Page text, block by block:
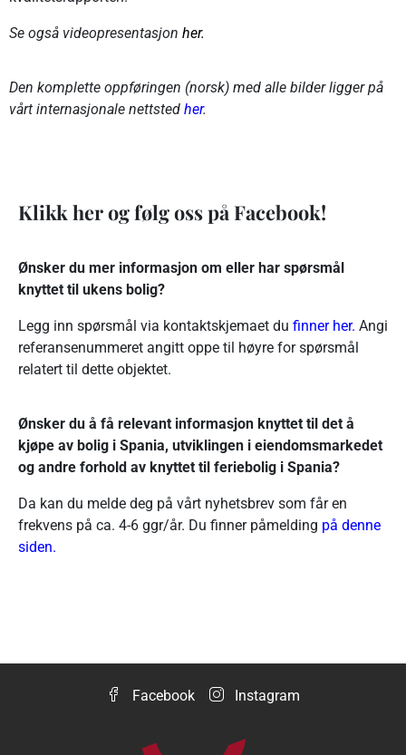
Se også videopresentasjon her.
Den komplette oppføringen (norsk) med alle bilder ligger på
vårt internasjonale nettsted her.
Klikk her og følg oss på Facebook!
Ønsker du mer informasjon om eller har spørsmål
knyttet til ukens bolig?
Legg inn spørsmål via kontaktskjemaet du finner her. Angi
referansenummeret angitt oppe til høyre for spørsmål
relatert til dette objektet.
Ønsker du å få relevant informasjon knyttet til det å
kjøpe av bolig i Spania, utviklingen i eiendomsmarkedet
og andre forhold av knyttet til feriebolig i Spania?
Da kan du melde deg på vårt nyhetsbrev som får en
frekvens på ca. 4-6 ggr/år. Du finner påmelding på denne
siden.
Facebook Instagram